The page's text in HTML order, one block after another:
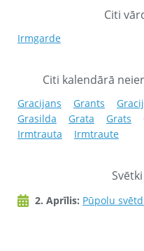
Citi
Irmgarde
Citi kalendārā
Gracijans Grants
Grasilda
Grata Grats
Irmtrauta
Irmtraute
2. Aprīlis: Pūpolu